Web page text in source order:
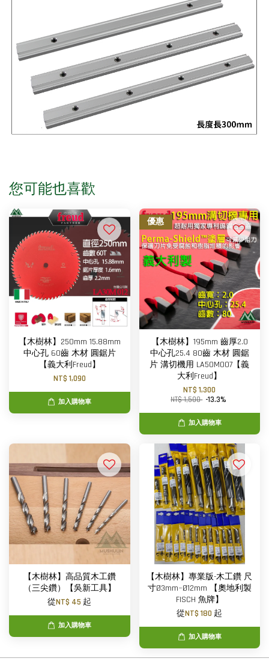
您可能也喜歡
【木樹林】250mm 15.88mm
中心孔 60齒 木材 圓鋸片
【義大利Freud】
NT$ 1,090
加入購物車
優惠
【木樹林】195mm 齒厚2.0
中心孔25.4 80齒 木材 圓鋸
片 溝切機用 LA50M007【義
大利Freud】
NT$ 1,300
NT$ 1,500 -13.3%
加入購物車
【木樹林】高品質木工鑽
（三尖鑽）【吳新工具】
從NT$ 45 起
加入購物車
【木樹林】專業版-木工鑽 尺
寸Ø3mm~Ø12mm 【奧地利製
FISCH 魚牌】
從NT$ 180 起
加入購物車